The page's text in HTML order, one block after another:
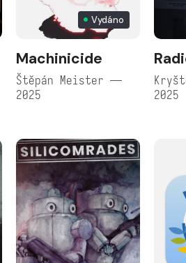
Vydáno
Machinicide
Štěpán Meister —
2025
2025